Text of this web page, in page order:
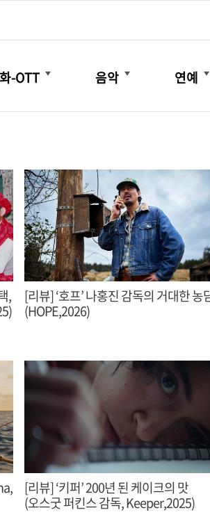
-OTT
기
음악
더보기
연예
더보기
[리뷰] ‘호프’ 나홍진 감독의 거대한 농
(HOPE,2026)
[리뷰] ‘키퍼’ 200년 된 케이크의 맛
(오스굿 퍼킨스 감독, Keeper,2025)